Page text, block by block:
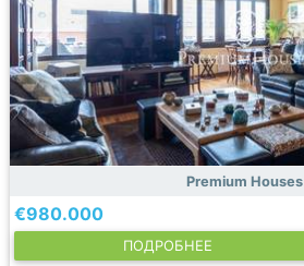
Premium Houses
€980.000
ПОДРОБНЕЕ